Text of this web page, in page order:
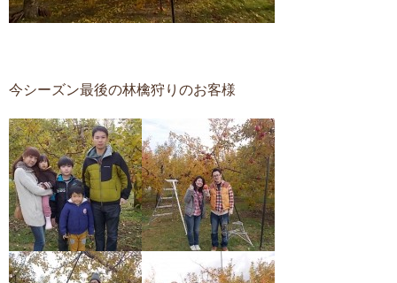
今シーズン最後の林檎狩りのお客様